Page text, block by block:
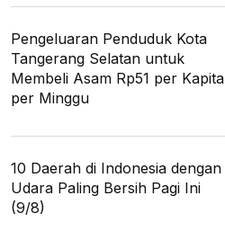
Pengeluaran Penduduk Kota
Tangerang Selatan untuk
Membeli Asam Rp51 per Kapita
per Minggu
10 Daerah di Indonesia dengan
Udara Paling Bersih Pagi Ini
(9/8)